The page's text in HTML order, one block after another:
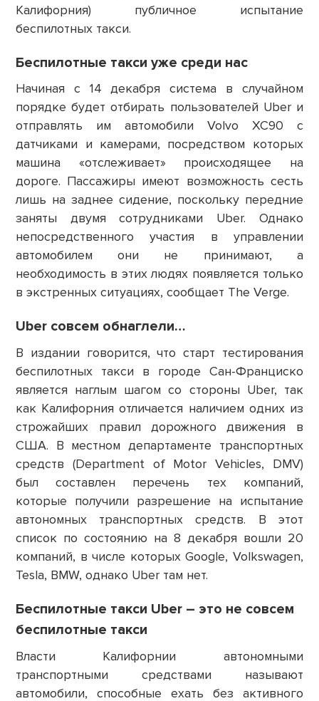
Калифорния) публичное испытание
беспилотных такси.
Беспилотные такси уже среди нас
Начиная с 14 декабря система в случайном
порядке будет отбирать пользователей Uber и
отправлять им автомобили Volvo XC90 с
датчиками и камерами, посредством которых
машина «отслеживает» происходящее на
дороге. Пассажиры имеют возможность сесть
лишь на заднее сидение, поскольку передние
заняты двумя сотрудниками Uber. Однако
непосредственного участия в управлении
автомобилем они не принимают, а
необходимость в этих людях появляется только
в экстренных ситуациях, сообщает The Verge.
Uber cовсем обнаглели…
В издании говорится, что старт тестирования
беспилотных такси в городе Сан-Франциско
является наглым шагом со стороны Uber, так
как Калифорния отличается наличием одних из
строжайших правил дорожного движения в
США. В местном департаменте транспортных
средств (Department of Motor Vehicles, DMV)
был составлен перечень тех компаний,
которые получили разрешение на испытание
автономных транспортных средств. В этот
список по состоянию на 8 декабря вошли 20
компаний, в числе которых Google, Volkswagen,
Tesla, BMW, однако Uber там нет.
Беспилотные такси Uber – это не совсем
беспилотные такси
Власти Калифорнии автономными
транспортными средствами называют
автомобили, способные ехать без активного